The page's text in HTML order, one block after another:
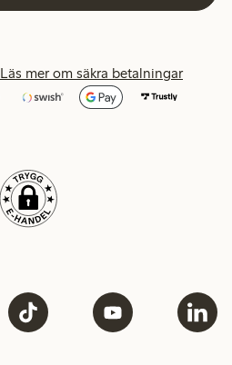
Läs mer om säkra betalningar